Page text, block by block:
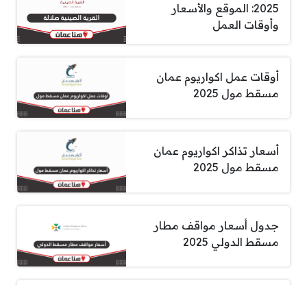
2025: الموقع والأسعار
وأوقات العمل
أوقات عمل اكواريوم عمان
مسقط مول 2025
أسعار تذاكر اكواريوم عمان
مسقط مول 2025
جدول أسعار مواقف مطار
مسقط الدولي 2025